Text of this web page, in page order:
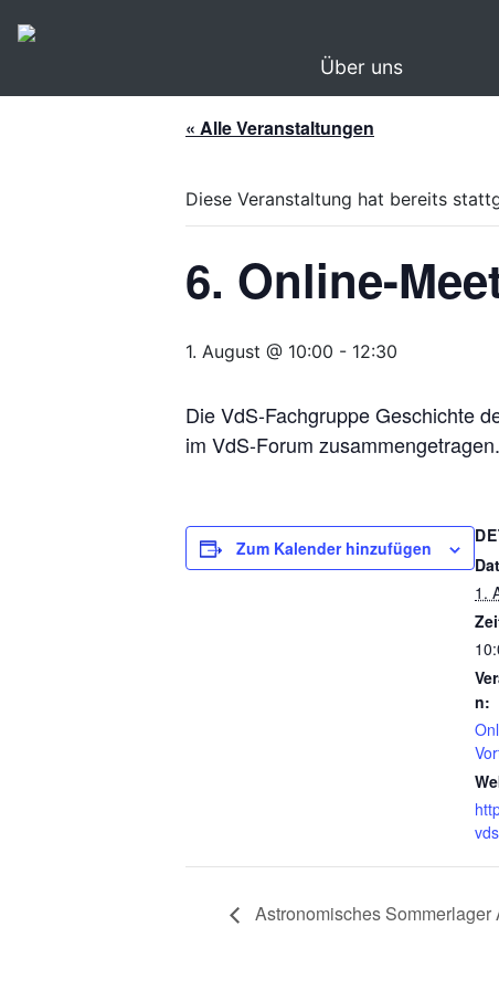
Über uns
« Alle Veranstaltungen
Diese Veranstaltung hat bereits
6. Online-
1. August @ 10:00 - 12:30
Die VdS-Fachgruppe Geschichte
im VdS-Forum
Zum Kalender hinzufügen
1.
n:
Astronomisches Sommerlager